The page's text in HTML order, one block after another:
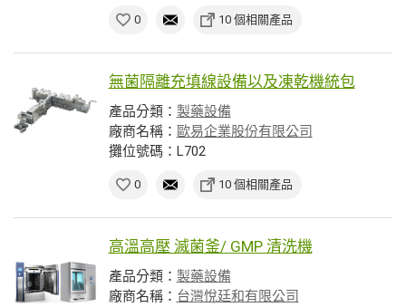
0 10 個相關產品
無菌隔離充填線設備以及凍乾機統包
產品分類： 製藥設備
廠商名稱： 歐易企業股份有限公司
攤位號碼：L702
0 10 個相關產品
高溫高壓 滅菌釜/ GMP 清洗機
產品分類： 製藥設備
廠商名稱： 台灣悅廷和有限公司